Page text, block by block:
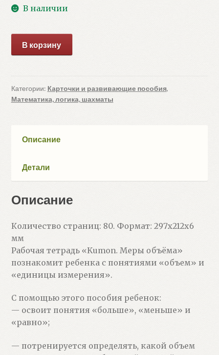
В наличии
товара
Меры
объёма
В корзину
Категории: Карточки и развивающие пособия,
Математика, логика, шахматы
Описание
Детали
Описание
Количество страниц: 80. Формат: 297x212x6
мм
Рабочая тетрадь «Kumon. Меры объёма»
познакомит ребенка с понятиями «объем» и
«единицы измерения».
С помощью этого пособия ребенок:
— освоит понятия «больше», «меньше» и
«равно»;
— потренируется определять, какой объем